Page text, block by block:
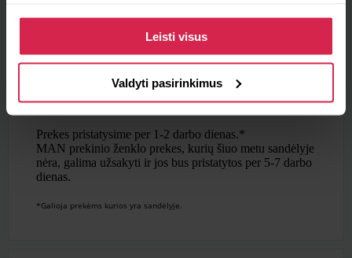
Daugiau informacijos apie slapukus ir kaip mes juos
naudojame galite rasti mūsų slapukų politikoje, taip pat
https://www.allaboutcookies.org/
Leisti visus
Valdyti pasirinkimus
Atsiėmimas parduotuvėje
Paruoštus užsakymus galite atsiimti pasirinktame
Pristatymas pasirinktu adresu
pristatymas Lietuvoje užsakymams nuo
50€.
Prekes pristatysime per 1-2 darbo dienas.*
MAN prekinio ženklo prekes, kurių šiuo metu sandėlyje
nėra, galima užsakyti ir jos bus pristatytos per 5-7 darbo
dienas.
*Galioja prekėms kurios yra sandėlyje.